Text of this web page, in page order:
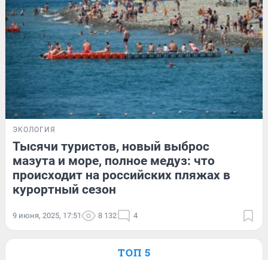
ЭКОЛОГИЯ
Тысячи туристов, новый выброс
мазута и море, полное медуз: что
происходит на российских пляжах в
курортный сезон
9 июня, 2025, 17:51 8 132 4
ТОП 5